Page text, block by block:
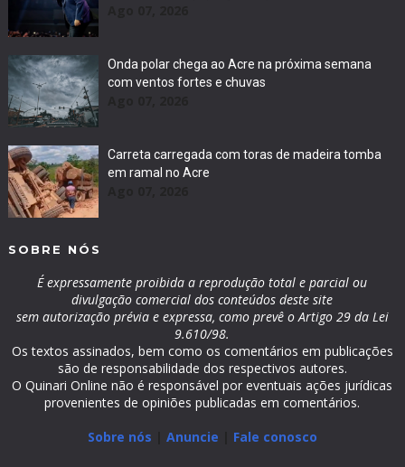
Onda polar chega ao Acre na próxima semana
com ventos fortes e chuvas
Carreta carregada com toras de madeira tomba
em ramal no Acre
SOBRE NÓS
É expressamente proibida a reprodução total e parcial ou
divulgação comercial dos conteúdos deste site
sem autorização prévia e expressa, como prevê o Artigo 29 da Lei
9.610/98.
Os textos assinados, bem como os comentários em publicações
são de responsabilidade dos respectivos autores.
O Quinari Online não é responsável por eventuais ações jurídicas
provenientes de opiniões publicadas em comentários.
Sobre nós
Anuncie Fale conosco